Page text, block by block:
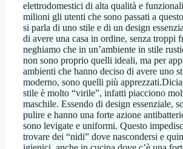
elettrodomestici di alta qualità e
milioni gli utenti che sono passati a
si parla di uno stile e di un design
di avere una casa in ordine, senza troppi
neghiamo che in un’ambiente in stile
non sono proprio quelli ideali, ma per
ambienti che hanno deciso di avere uno
moderno, sono quelli più
stile è molto “virile”, infatti piacciono
maschile. Essendo di design essenziale,
pulire e hanno una forte azione
sono levigate e uniformi. Questo
trovare dei “nidi” dove nascondersi e